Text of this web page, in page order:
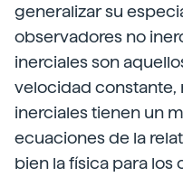
generalizar su
observadores no
inerciales son
velocidad constante,
inerciales tienen un
ecuaciones de la
bien la física para los